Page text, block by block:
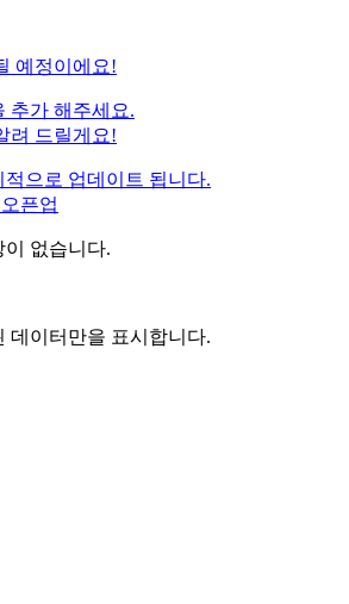
예정이에요!
추가 해주세요.
려 드릴게요!
으로 업데이트 됩니다.
픈업
없습니다.
데이터만을 표시합니다.